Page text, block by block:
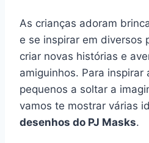
As crianças adoram
e se inspirar em diversos
criar novas histórias e
amiguinhos. Para inspirar
pequenos a soltar a
vamos te mostrar várias
desenhos do PJ Masks.